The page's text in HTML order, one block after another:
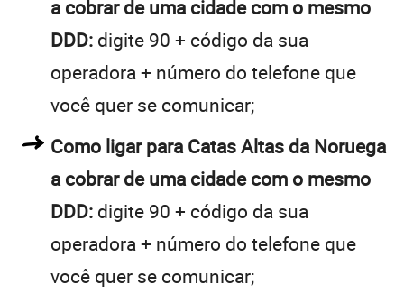
a cobrar de uma cidade com o mesmo
DDD: digite 90 + código da sua
operadora + número do telefone que
você quer se comunicar;
Como ligar para Catas Altas da Noruega
a cobrar de uma cidade com o mesmo
DDD: digite 90 + código da sua
operadora + número do telefone que
você quer se comunicar;